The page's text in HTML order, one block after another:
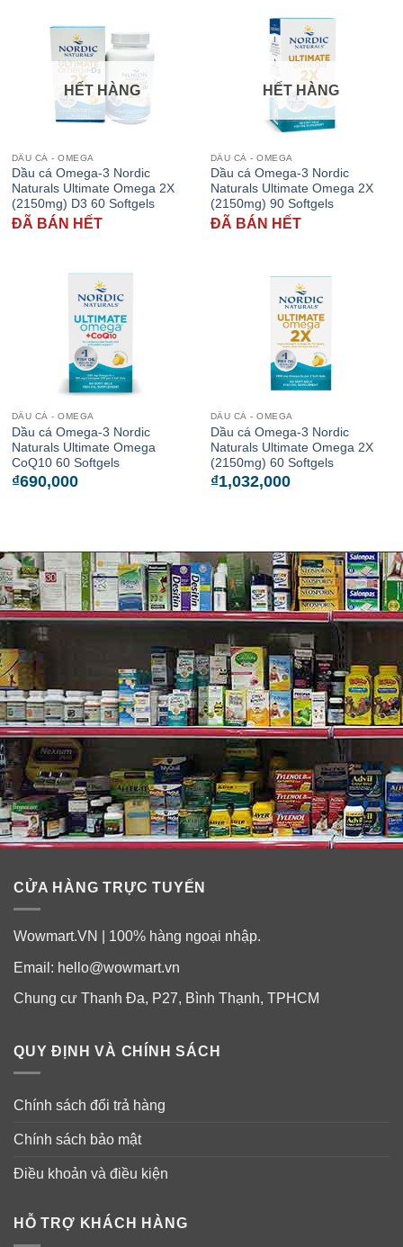
HẾT HÀNG
DẦU CÁ - OMEGA
Dầu cá Omega-3 Nordic
Naturals Ultimate Omega 2X
(2150mg) D3 60 Softgels
ĐÃ BÁN HẾT
HẾT HÀNG
DẦU CÁ - OMEGA
Dầu cá Omega-3 Nordic
Naturals Ultimate Omega 2X
(2150mg) 90 Softgels
ĐÃ BÁN HẾT
DẦU CÁ - OMEGA
Dầu cá Omega-3 Nordic
Naturals Ultimate Omega
CoQ10 60 Softgels
₫690,000
DẦU CÁ - OMEGA
Dầu cá Omega-3 Nordic
Naturals Ultimate Omega 2X
(2150mg) 60 Softgels
₫1,032,000
CỬA HÀNG TRỰC TUYẾN
Wowmart.VN | 100% hàng ngoại nhập.
Email: hello@wowmart.vn
Chung cư Thanh Đa, P27, Bình Thạnh, TPHCM
QUY ĐỊNH VÀ CHÍNH SÁCH
Chính sách đổi trả hàng
Chính sách bảo mật
Điều khoản và điều kiện
HỖ TRỢ KHÁCH HÀNG